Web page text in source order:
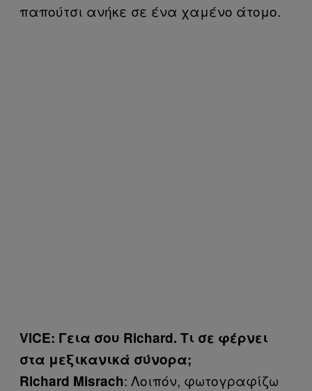
παπούτσι ανήκε σε ένα χαμένο άτομο.
VICE: Γεια σου Richard. Τι σε φέρνει
στα μεξικανικά σύνορα;
Richard Misrach: Λοιπόν, φωτογραφίζω